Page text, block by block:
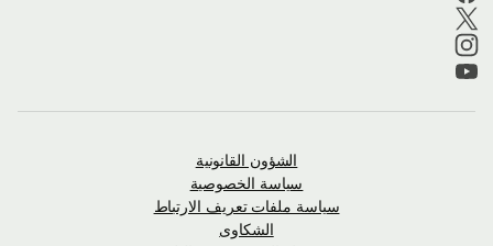
الشؤون القانونية
سياسة الخصوصية
سياسة ملفات تعريف الارتباط
الشكاوى